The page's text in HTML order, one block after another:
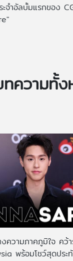
ะจำอัลบั้มแรกของ
ความทั้
งความภาคภูมิใจ คว้
พร้อมโชว์สุดประ